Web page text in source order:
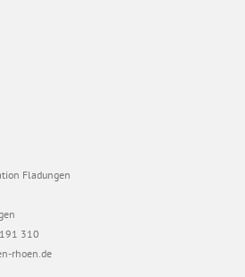
Fladungen
310
rhoen.de